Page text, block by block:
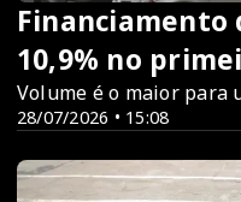
28/07/2026 • 15:08
Financiamento
10,9% no
Volume é o maior para